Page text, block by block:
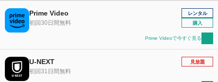
Prime Video
初回30日間無料
レンタル
購入
Prime Videoで今すぐ見る
U-NEXT
初回31日間無料
見放題